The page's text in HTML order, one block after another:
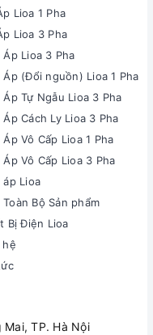
Lioa 1 Pha
Lioa 3 Pha
Áp Lioa 3 Pha
Áp (Đổi nguồn) Lioa 1 Pha
Áp Tự Ngẫu Lioa 3 Pha
Áp Cách Ly Lioa 3 Pha
Áp Vô Cấp Lioa 1 Pha
Áp Vô Cấp Lioa 3 Pha
áp Lioa
Toàn Bộ Sản phẩm
Bị Điện Lioa
hệ
Mai, TP. Hà Nội